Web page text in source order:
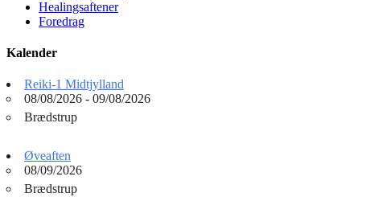
Healingsaftener
Foredrag
Kalender
Reiki-1 Midtjylland
08/08/2026 - 09/08/2026
Brædstrup
Øveaften
08/09/2026
Brædstrup